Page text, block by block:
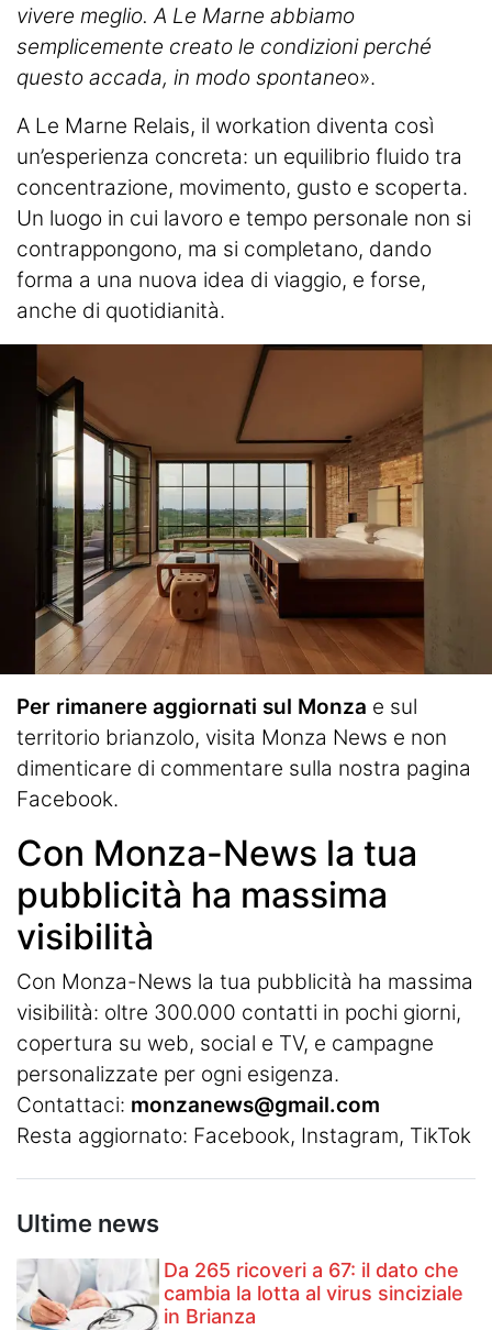
vivere meglio. A Le Marne abbiamo
semplicemente creato le condizioni perché
questo accada, in modo spontaneo».
A Le Marne Relais, il workation diventa così
un’esperienza concreta: un equilibrio fluido tra
concentrazione, movimento, gusto e scoperta.
Un luogo in cui lavoro e tempo personale non si
contrappongono, ma si completano, dando
forma a una nuova idea di viaggio, e forse,
anche di quotidianità.
Per rimanere aggiornati sul Monza e sul
territorio brianzolo, visita Monza News e non
dimenticare di commentare sulla nostra pagina
Facebook.
Con Monza-News la tua
pubblicità ha massima
visibilità
Con Monza-News la tua pubblicità ha massima
visibilità: oltre 300.000 contatti in pochi giorni,
copertura su web, social e TV, e campagne
personalizzate per ogni esigenza.
Contattaci: monzanews@gmail.com
Resta aggiornato: Facebook, Instagram, TikTok
Ultime news
Da 265 ricoveri a 67: il dato che
cambia la lotta al virus sinciziale
in Brianza